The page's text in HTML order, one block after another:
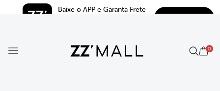
Baixe o APP e Garanta Frete
0